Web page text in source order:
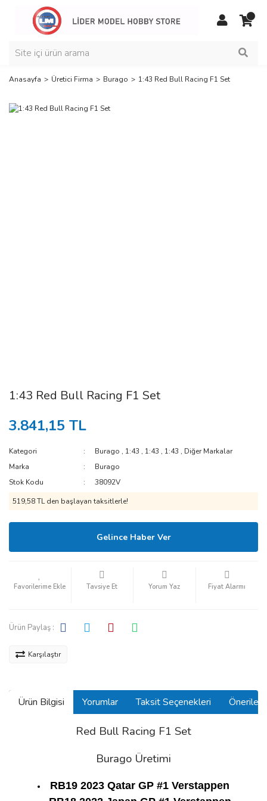
Anasayfa Üretici Firma Burago 1:43 Red Bull Racing F1 Set
1:43 Red Bull Racing F1 Set
3.841,15 TL
Kategori Burago , 1:43 , 1:43 , 1:43 , Diğer Markalar
Marka
Burago
Stok Kodu
38092V
519,58 TL den başlayan taksitlerle!
Gelince Haber Ver
Tavsiye Et Yorum Yaz Fiyat Alarmı
Ürün Paylaş :
Karşılaştır
Ürün Bilgisi Yorumlar Taksit Seçenekleri
Red Bull Racing F1 Set
Burago Üretimi
RB19 2023 Qatar GP #1 Verstappen